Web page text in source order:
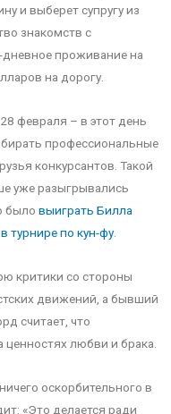
и выберет супругу из
знакомств с
дневное проживание на
на дорогу.
февраля – в этот день
профессиональные
конкурсантов. Такой
уже разыгрывались
было выиграть Билла
турнире по кун-фу.
критики со стороны
движений, а бывший
считает, что
ценностях любви и брака.
оскорбительного в
«Это делается ради